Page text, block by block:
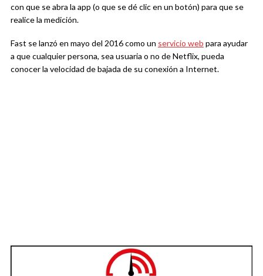
con que se abra la app (o que se dé clic en un botón) para que se
realice la medición.
Fast se lanzó en mayo del 2016 como un servicio web para ayudar
a que cualquier persona, sea usuaria o no de Netflix, pueda
conocer la velocidad de bajada de su conexión a Internet.